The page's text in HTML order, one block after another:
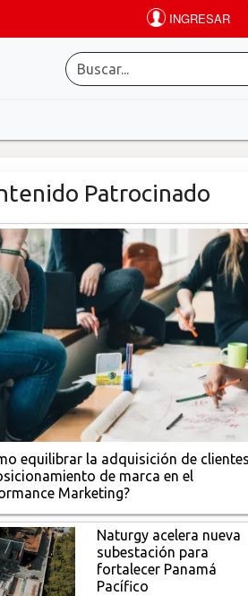
Patrocinado
equilibrar la adquisición de
de marca en el
Marketing?
Naturgy acelera nueva
subestación para
fortalecer Panamá
Pacífico